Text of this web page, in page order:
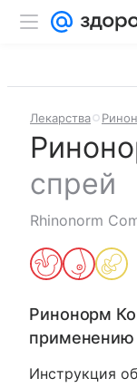
Лекарства
спрей
Rhinonorm
Ринонорм
применению
Инструкция